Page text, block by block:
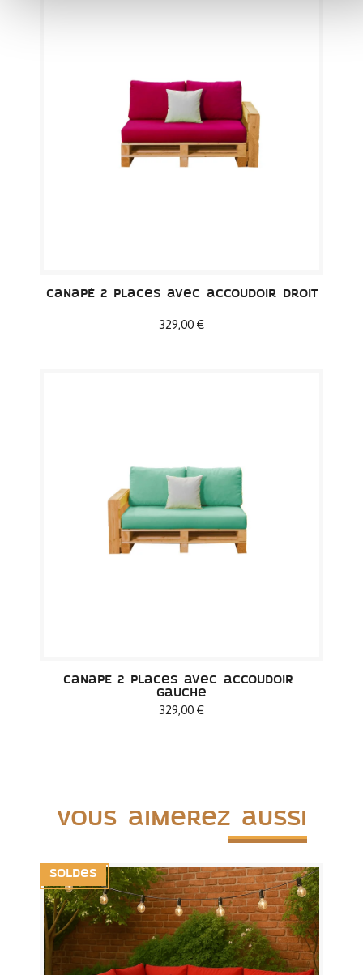
Canapé 2 places avec accoudoir droit
329,00 €
Canapé 2 places avec accoudoir
gauche
329,00 €
Vous aimerez aussi
Soldes